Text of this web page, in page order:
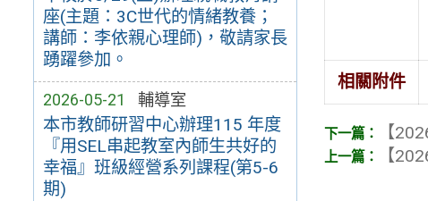
座(主題：3C世代的情緒教養；
講師：李依親心理師)，敬請家長
踴躍參加。
2026-05-21 輔導室
本市教師研習中心辦理115 年度
『用SEL串起教室內師生共好的
幸福』班級經營系列課程(第5-6
期)
相關附件
【
【